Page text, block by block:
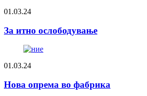
01.03.24
За итно ослободување
01.03.24
Нова опрема во фабрика